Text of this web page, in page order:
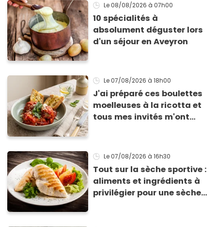
Le 08/08/2026 à 07h00
10 spécialités à
absolument déguster lors
d'un séjour en Aveyron
Le 07/08/2026 à 18h00
J'ai préparé ces boulettes
moelleuses à la ricotta et
tous mes invités m'ont
Le 07/08/2026 à 16h30
Tout sur la sèche sportive :
aliments et ingrédients à
privilégier pour une sèche